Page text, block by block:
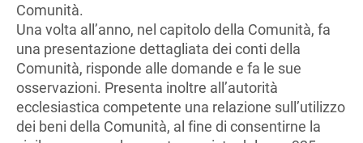
Comunità.
Una volta all’anno, nel capitolo della Comunità, fa
una presentazione dettagliata dei conti della
Comunità, risponde alle domande e fa le sue
osservazioni. Presenta inoltre all’autorità
ecclesiastica competente una relazione sull’utilizzo
dei beni della Comunità, al fine di consentirne la